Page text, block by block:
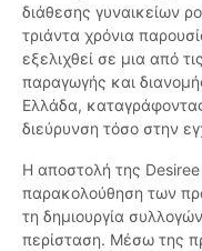
διάθεσης γυναικείων
τριάντα χρόνια
εξελιχθεί σε μια από
παραγωγής και
Ελλάδα,
διεύρυνση τόσο στην
Η αποστολή της Desiree
παρακολούθηση των
τη δημιουργία
περίσταση. Μέσω της